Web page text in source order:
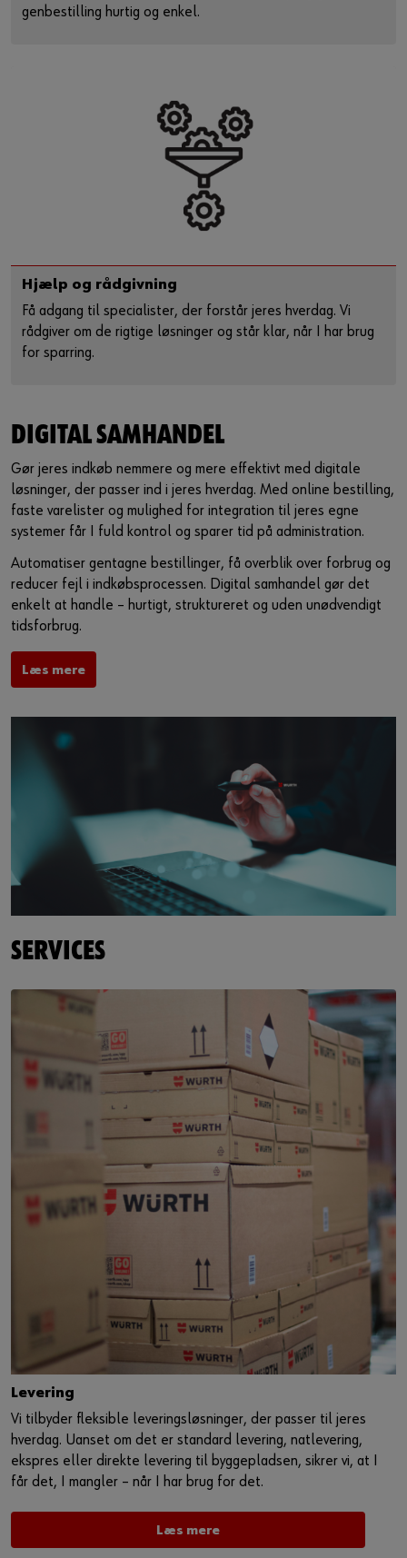
genbestilling hurtig og enkel.
Hjælp og rådgivning
Få adgang til specialister, der forstår jeres hverdag. Vi
rådgiver om de rigtige løsninger og står klar, når I har brug
for sparring.
DIGITAL SAMHANDEL
Gør jeres indkøb nemmere og mere effektivt med digitale
løsninger, der passer ind i jeres hverdag. Med online bestilling,
faste varelister og mulighed for integration til jeres egne
systemer får I fuld kontrol og sparer tid på administration.
Automatiser gentagne bestillinger, få overblik over forbrug og
reducer fejl i indkøbsprocessen. Digital samhandel gør det
enkelt at handle – hurtigt, struktureret og uden unødvendigt
tidsforbrug.
Læs mere
SERVICES
Levering
Vi tilbyder fleksible leveringsløsninger, der passer til jeres
hverdag. Uanset om det er standard levering, natlevering,
ekspres eller direkte levering til byggepladsen, sikrer vi, at I
får det, I mangler – når I har brug for det.
Læs mere